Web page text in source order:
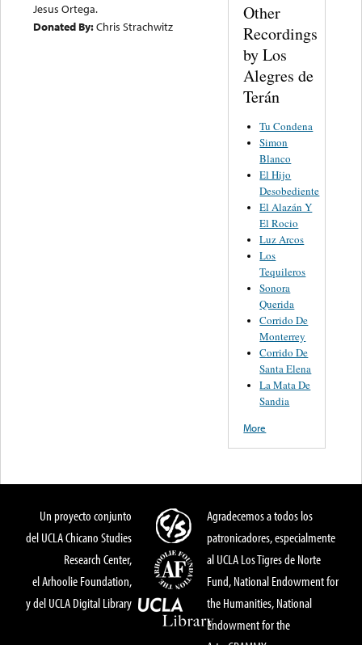
Jesus Ortega.
Donated By:Chris Strachwitz
Other
Recordings
by Los
Alegres de
Terán
Tu Condena
Simon
Blanco
El Hijo
Desobediente
El Alazán Y
El Rocio
Luz Arcos
Los
Tequileros
Sonora
Querida
Corrido De
Monterrey
Corrido De
Santa Elena
La Mata De
Sandia
More
Un proyecto conjunto
del UCLA Chicano Studies
Research Center,
el Arhoolie Foundation,
y del UCLA Digital Library
Agradecemos a todos los
patronicadores, especialmente
al UCLA Los Tigres de Norte
Fund, National Endowment for
the Humanities, National
Endowment for the